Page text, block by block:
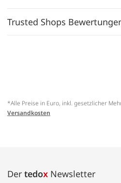
Trusted Shops
*Alle Preise in Euro, inkl. gesetzlicher
Versandkosten
Der tedox Newsletter